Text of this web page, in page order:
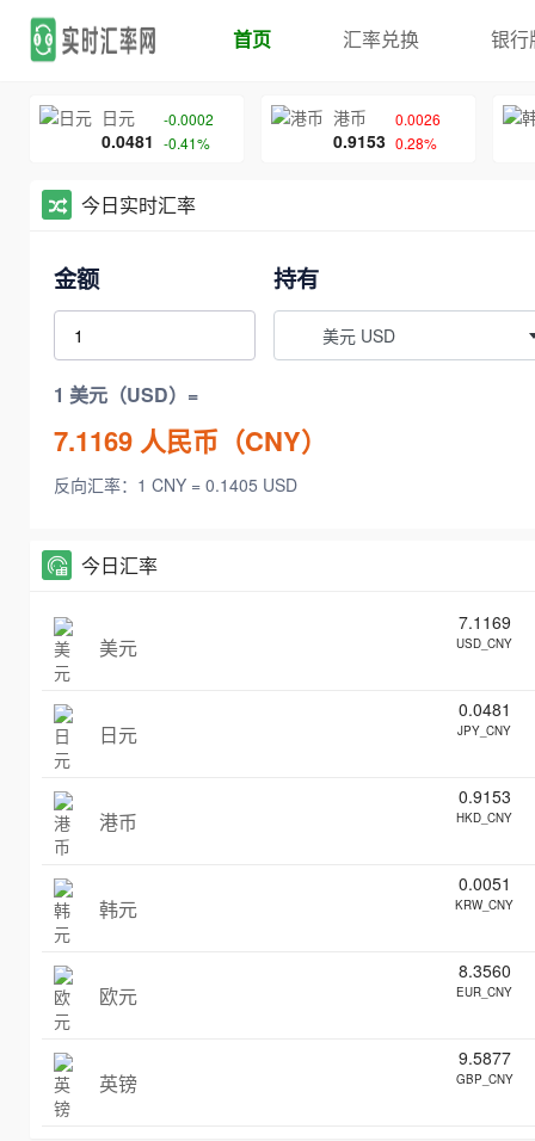
首页 汇率兑换 银行
日元
0.0481
-0.0002
-0.41%
港币
0.9153
0.0026
0.28%
今日实时汇率
金额 持有
美元 USD
1 美元（USD）=
7.1169 人民币（CNY）
反向汇率：1 CNY = 0.1405 USD
今日汇率
美元
7.1169
USD_CNY
日元
0.0481
JPY_CNY
港币
0.9153
HKD_CNY
韩元
0.0051
KRW_CNY
欧元
8.3560
EUR_CNY
英镑
9.5877
GBP_CNY